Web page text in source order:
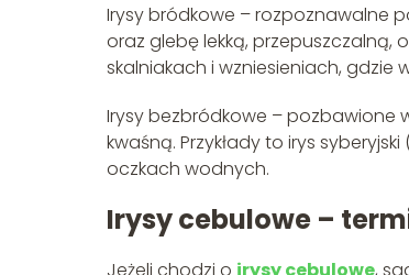
Irysy bródkowe – rozpoznawalne
oraz glebę lekką, przepuszczalną,
skalniakach i wzniesieniach, gdzie
Irysy bezbródkowe – pozbawione
kwaśną. Przykłady to irys
oczkach wodnych.
Irysy cebulowe –
Jeżeli chodzi o irysy cebulowe,